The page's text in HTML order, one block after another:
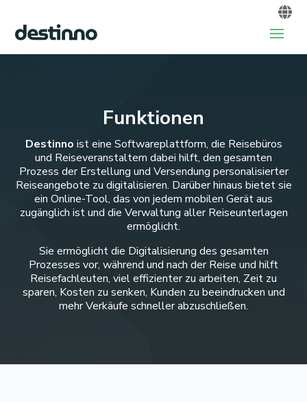
Funktionen
Destinno ist eine Softwareplattform, die Reisebüros
und Reiseveranstaltern dabei hilft, den gesamten
Prozess der Erstellung und Versendung personalisierter
Reiseangebote zu digitalisieren. Darüber hinaus bietet sie
ein Online-Tool, das von jedem mobilen Gerät aus
zugänglich ist und die Verwaltung aller Reiseunterlagen
ermöglicht.
Sie ermöglicht die Digitalisierung des gesamten
Prozesses vor, während und nach der Reise und hilft
Reisefachleuten, viel effizienter zu arbeiten, Zeit zu
sparen, Kosten zu senken, Kunden zu beeindrucken und
mehr Verkäufe schneller abzuschließen.